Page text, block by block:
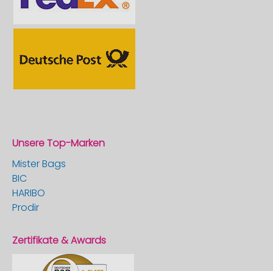
Unsere Top-Marken
Mister Bags
BIC
HARIBO
Prodir
Zertifikate & Awards